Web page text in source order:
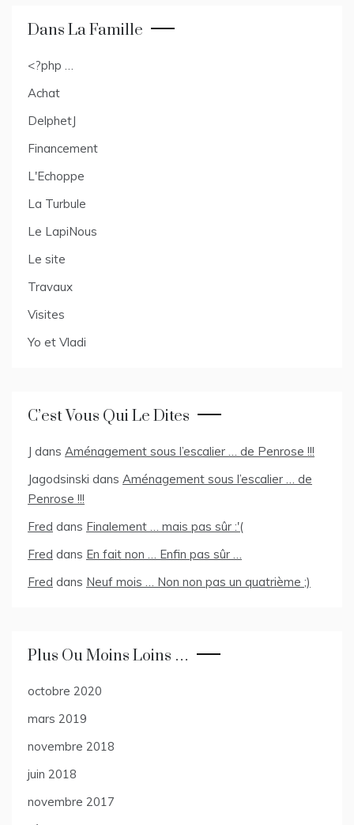
Dans La Famille
<?php …
Achat
DelphetJ
Financement
L'Echoppe
La Turbule
Le LapiNous
Le site
Travaux
Visites
Yo et Vladi
C’est Vous Qui Le Dites
J dans Aménagement sous l’escalier … de Penrose !!!
Jagodsinski dans Aménagement sous l’escalier … de
Penrose !!!
Fred dans Finalement … mais pas sûr :'(
Fred dans En fait non … Enfin pas sûr …
Fred dans Neuf mois … Non non pas un quatrième ;)
Plus Ou Moins Loins …
octobre 2020
mars 2019
novembre 2018
juin 2018
novembre 2017